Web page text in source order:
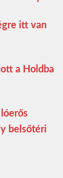
itt van
a Holdba
belsőtéri